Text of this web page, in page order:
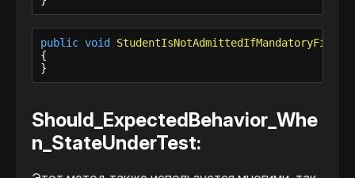
public void
{
}
Should_ExpectedBehavior_Whe
n_StateUnderTest: